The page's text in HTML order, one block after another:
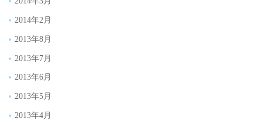
2014年2月
2013年8月
2013年7月
2013年6月
2013年5月
2013年4月